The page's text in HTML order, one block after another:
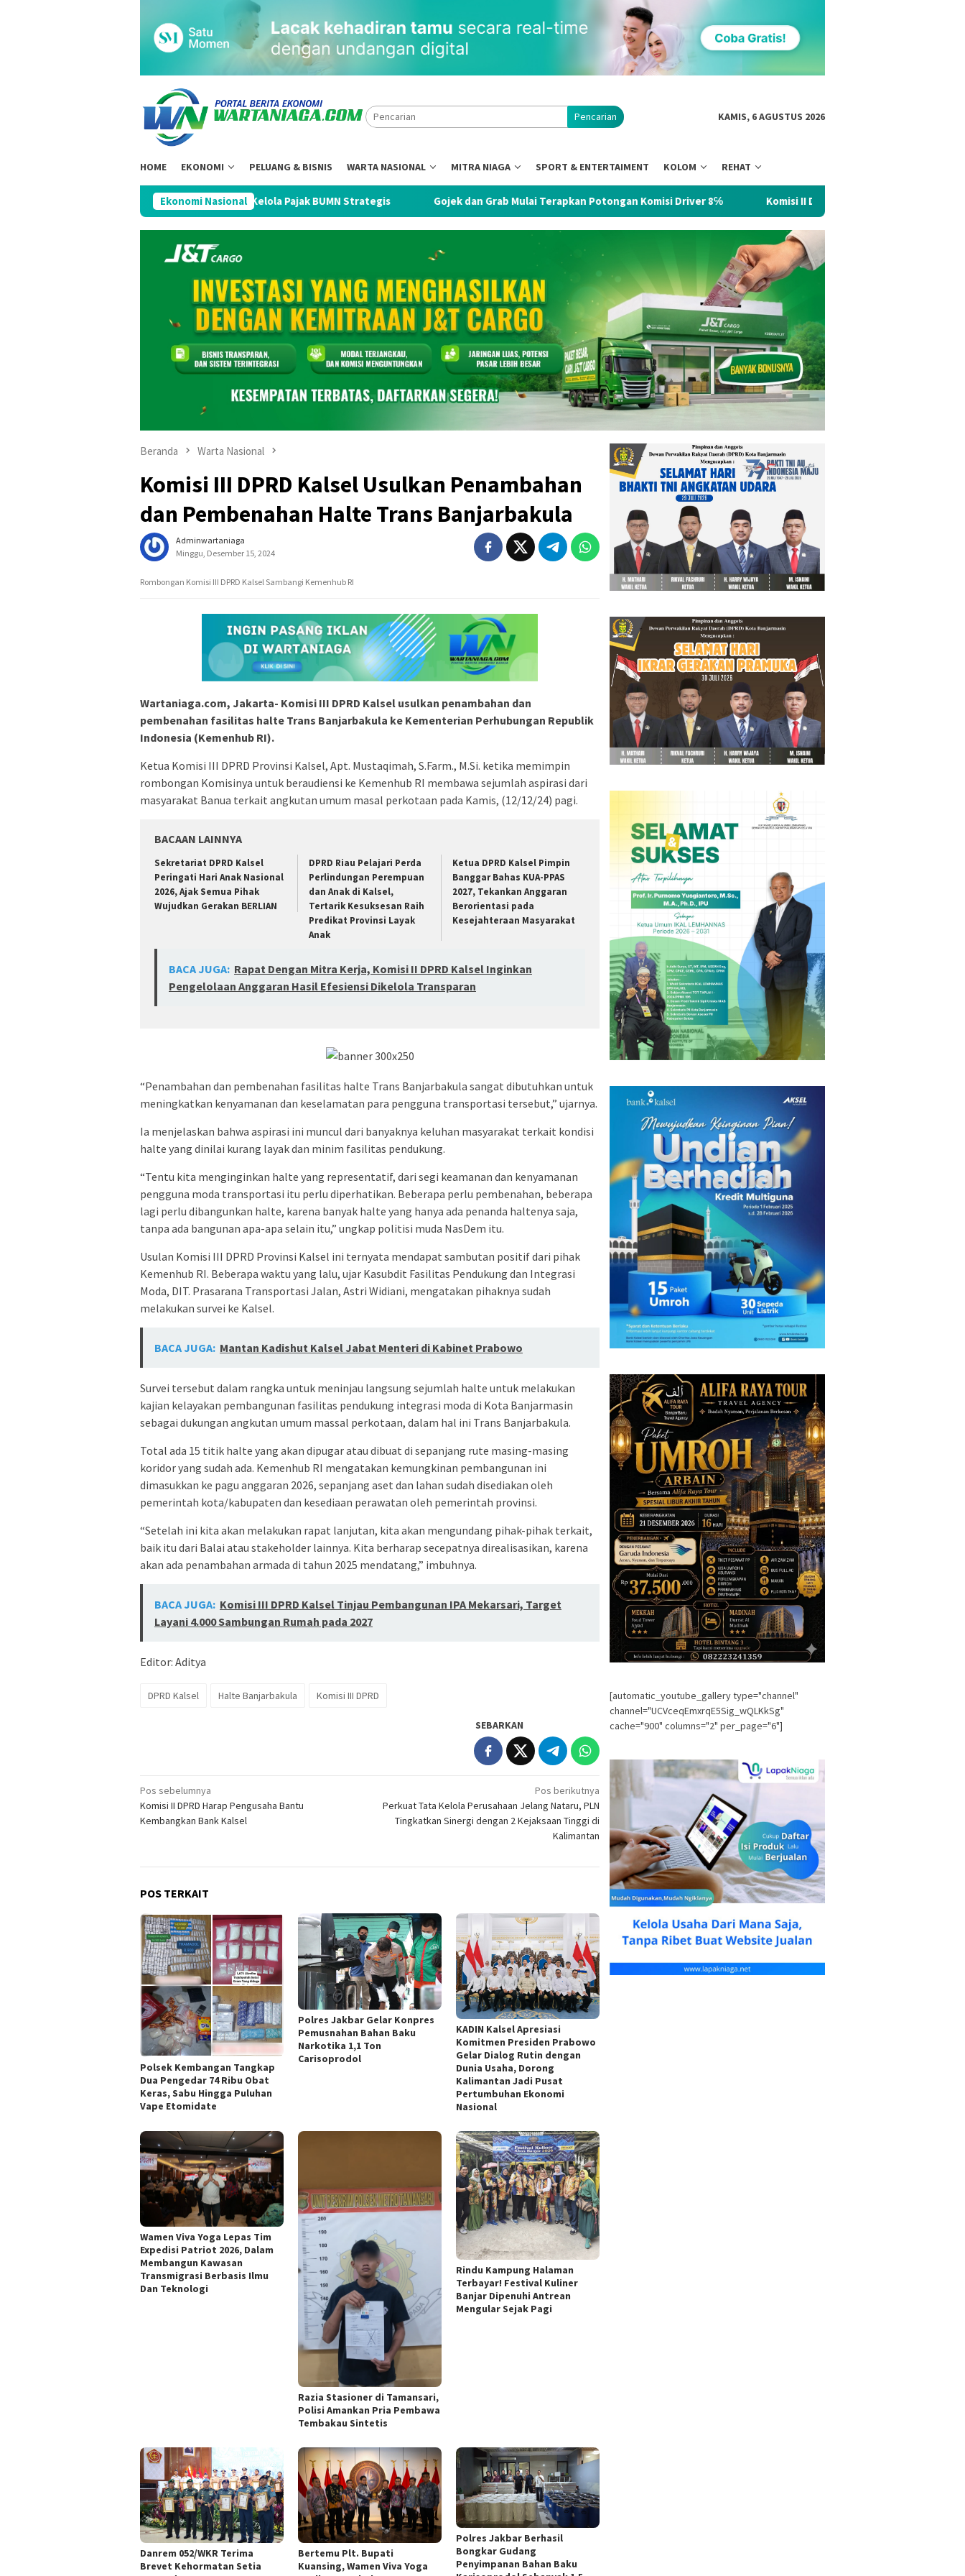
Pencarian KAMIS, 6 AGUSTUS 2026
HOME EKONOMI PELUANG & BISNIS WARTA NASIONAL MITRA NIAGA SPORT & ENTERTAIMENT KOLOM REHAT
Ekonomi Nasional
Perkuat Tata Kelola Pajak BUMN Strategis Gojek dan Grab Mulai Terapkan Potongan Komisi Driver 8℅ Komisi II DPRD Kalsel Dorong Penguatan Modal Jamkrida, Pelajari
Beranda Warta Nasional
Komisi III DPRD Kalsel Usulkan Penambahan
dan Pembenahan Halte Trans Banjarbakula
Adminwartaniaga
Minggu, Desember 15, 2024
Rombongan Komisi III DPRD Kalsel Sambangi Kemenhub RI
Wartaniaga.com, Jakarta- Komisi III DPRD Kalsel usulkan penambahan dan
pembenahan fasilitas halte Trans Banjarbakula ke Kementerian Perhubungan Republik
Indonesia (Kemenhub RI).
Ketua Komisi III DPRD Provinsi Kalsel, Apt. Mustaqimah, S.Farm., M.Si. ketika memimpin
rombongan Komisinya untuk beraudiensi ke Kemenhub RI membawa sejumlah aspirasi dari
masyarakat Banua terkait angkutan umum masal perkotaan pada Kamis, (12/12/24) pagi.
BACAAN LAINNYA
Sekretariat DPRD Kalsel
Peringati Hari Anak Nasional
2026, Ajak Semua Pihak
Wujudkan Gerakan BERLIAN
DPRD Riau Pelajari Perda
Perlindungan Perempuan
dan Anak di Kalsel,
Tertarik Kesuksesan Raih
Predikat Provinsi Layak
Anak
Ketua DPRD Kalsel Pimpin
Banggar Bahas KUA-PPAS
2027, Tekankan Anggaran
Berorientasi pada
Kesejahteraan Masyarakat
BACA JUGA: Rapat Dengan Mitra Kerja, Komisi II DPRD Kalsel Inginkan
Pengelolaan Anggaran Hasil Efesiensi Dikelola Transparan
“Penambahan dan pembenahan fasilitas halte Trans Banjarbakula sangat dibutuhkan untuk
meningkatkan kenyamanan dan keselamatan para pengguna transportasi tersebut,” ujarnya.
Ia menjelaskan bahwa aspirasi ini muncul dari banyaknya keluhan masyarakat terkait kondisi
halte yang dinilai kurang layak dan minim fasilitas pendukung.
“Tentu kita menginginkan halte yang representatif, dari segi keamanan dan kenyamanan
pengguna moda transportasi itu perlu diperhatikan. Beberapa perlu pembenahan, beberapa
lagi perlu dibangunkan halte, karena banyak halte yang hanya ada penanda haltenya saja,
tanpa ada bangunan apa-apa selain itu,” ungkap politisi muda NasDem itu.
Usulan Komisi III DPRD Provinsi Kalsel ini ternyata mendapat sambutan positif dari pihak
Kemenhub RI. Beberapa waktu yang lalu, ujar Kasubdit Fasilitas Pendukung dan Integrasi
Moda, DIT. Prasarana Transportasi Jalan, Astri Widiani, mengatakan pihaknya sudah
melakukan survei ke Kalsel.
BACA JUGA: Mantan Kadishut Kalsel Jabat Menteri di Kabinet Prabowo
Survei tersebut dalam rangka untuk meninjau langsung sejumlah halte untuk melakukan
kajian kelayakan pembangunan fasilitas pendukung integrasi moda di Kota Banjarmasin
sebagai dukungan angkutan umum massal perkotaan, dalam hal ini Trans Banjarbakula.
Total ada 15 titik halte yang akan dipugar atau dibuat di sepanjang rute masing-masing
koridor yang sudah ada. Kemenhub RI mengatakan kemungkinan pembangunan ini
dimasukkan ke pagu anggaran 2026, sepanjang aset dan lahan sudah disediakan oleh
pemerintah kota/kabupaten dan kesediaan perawatan oleh pemerintah provinsi.
“Setelah ini kita akan melakukan rapat lanjutan, kita akan mengundang pihak-pihak terkait,
baik itu dari Balai atau stakeholder lainnya. Kita berharap secepatnya direalisasikan, karena
akan ada penambahan armada di tahun 2025 mendatang,” imbuhnya.
BACA JUGA: Komisi III DPRD Kalsel Tinjau Pembangunan IPA Mekarsari, Target
Layani 4.000 Sambungan Rumah pada 2027
Editor: Aditya
DPRD Kalsel Halte Banjarbakula Komisi III DPRD
SEBARKAN
Navigasi
pos
Pos sebelumnya
Komisi II DPRD Harap Pengusaha Bantu
Kembangkan Bank Kalsel
Pos berikutnya
Perkuat Tata Kelola Perusahaan Jelang Nataru, PLN
Tingkatkan Sinergi dengan 2 Kejaksaan Tinggi di
Kalimantan
POS TERKAIT
Polsek Kembangan Tangkap
Dua Pengedar 74 Ribu Obat
Keras, Sabu Hingga Puluhan
Vape Etomidate
Polres Jakbar Gelar Konpres
Pemusnahan Bahan Baku
Narkotika 1,1 Ton
Carisoprodol
KADIN Kalsel Apresiasi
Komitmen Presiden Prabowo
Gelar Dialog Rutin dengan
Dunia Usaha, Dorong
Kalimantan Jadi Pusat
Pertumbuhan Ekonomi
Nasional
Wamen Viva Yoga Lepas Tim
Expedisi Patriot 2026, Dalam
Membangun Kawasan
Transmigrasi Berbasis Ilmu
Dan Teknologi
Razia Stasioner di Tamansari,
Polisi Amankan Pria Pembawa
Tembakau Sintetis
Rindu Kampung Halaman
Terbayar! Festival Kuliner
Banjar Dipenuhi Antrean
Mengular Sejak Pagi
Danrem 052/WKR Terima
Brevet Kehormatan Setia
Bertemu Plt. Bupati
Kuansing, Wamen Viva Yoga
Polres Jakbar Berhasil
Bongkar Gudang
Penyimpanan Bahan Baku
[automatic_youtube_gallery type="channel"
channel="UCVceqEmxrqE5Sig_wQLKkSg"
cache="900" columns="2" per_page="6"]